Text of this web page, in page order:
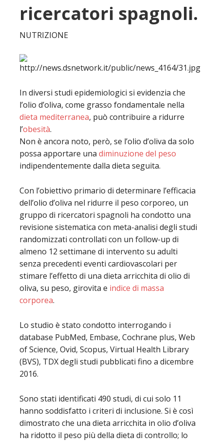
ricercatori spagnoli.
NUTRIZIONE
In diversi studi epidemiologici si evidenzia che
l’olio d’oliva, come grasso fondamentale nella
dieta mediterranea, può contribuire a ridurre
l’obesità.
Non è ancora noto, però, se l’olio d’oliva da solo
possa apportare una diminuzione del peso
indipendentemente dalla dieta seguita.
Con l’obiettivo primario di determinare l’efficacia
dell’olio d’oliva nel ridurre il peso corporeo, un
gruppo di ricercatori spagnoli ha condotto una
revisione sistematica con meta-analisi degli studi
randomizzati controllati con un follow-up di
almeno 12 settimane di intervento su adulti
senza precedenti eventi cardiovascolari per
stimare l’effetto di una dieta arricchita di olio di
oliva, su peso, girovita e indice di massa
corporea.
Lo studio è stato condotto interrogando i
database PubMed, Embase, Cochrane plus, Web
of Science, Ovid, Scopus, Virtual Health Library
(BVS), TDX degli studi pubblicati fino a dicembre
2016.
Sono stati identificati 490 studi, di cui solo 11
hanno soddisfatto i criteri di inclusione. Si è così
dimostrato che una dieta arricchita in olio d’oliva
ha ridotto il peso più della dieta di controllo; lo